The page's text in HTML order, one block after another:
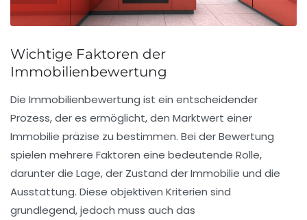
Wichtige Faktoren der
Immobilienbewertung
Die Immobilienbewertung ist ein entscheidender
Prozess, der es ermöglicht, den Marktwert einer
Immobilie präzise zu bestimmen. Bei der Bewertung
spielen mehrere Faktoren eine bedeutende Rolle,
darunter die Lage, der Zustand der Immobilie und die
Ausstattung. Diese objektiven Kriterien sind
grundlegend, jedoch muss auch das